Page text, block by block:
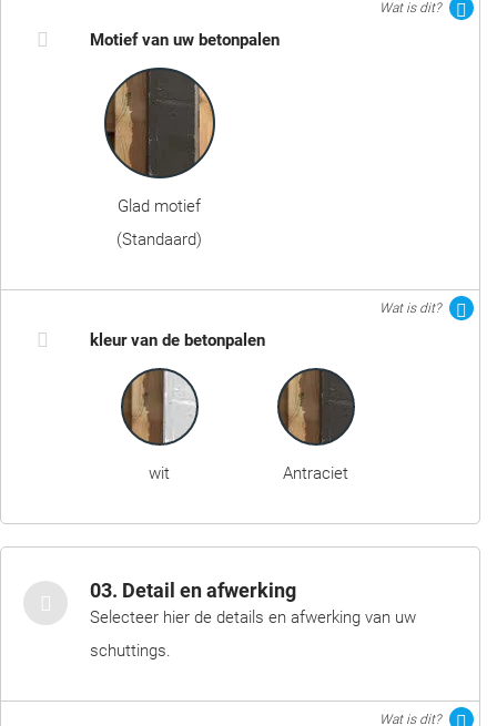
Wat is dit?
Motief van uw betonpalen
Glad motief
(Standaard)
Wat is dit?
kleur van de betonpalen
wit Antraciet
03. Detail en afwerking
Selecteer hier de details en afwerking van uw
schuttings.
Wat is dit?